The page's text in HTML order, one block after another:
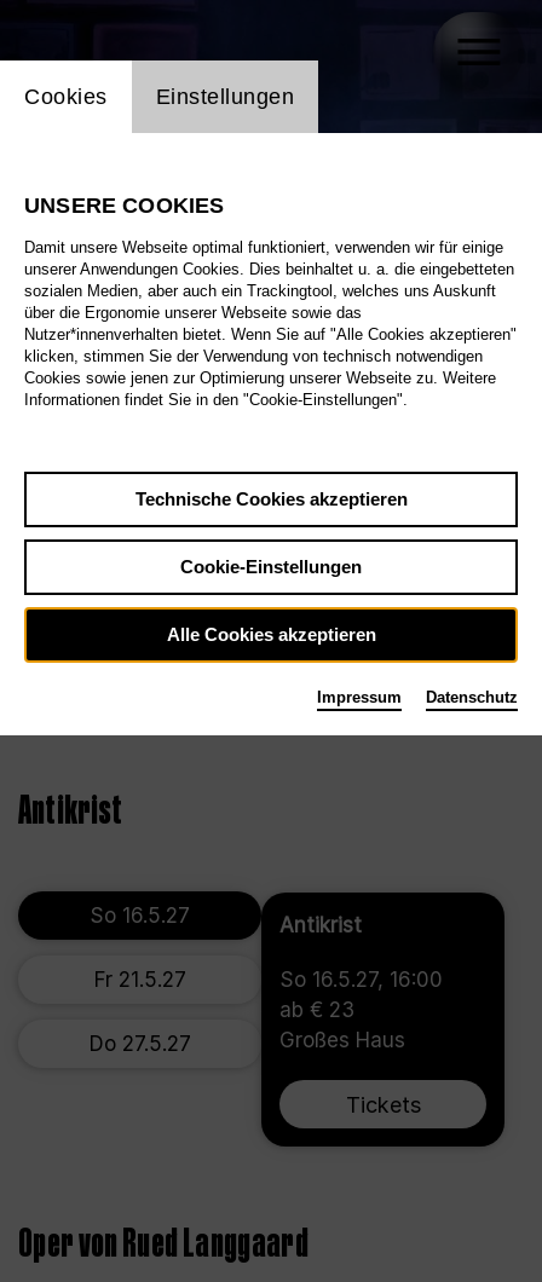
©2022, Thomas Aurin
Antikrist
So 16.5.27
Fr 21.5.27
Do 27.5.27
Antikrist
So 16.5.27, 16:00
ab € 23
Großes Haus
Tickets
Oper von Rued Langgaard
Einstellung Website Cookie
Cookies Einstellungen
UNSERE COOKIES
Damit unsere Webseite optimal funktioniert, verwenden wir für einige
unserer Anwendungen Cookies. Dies beinhaltet u. a. die eingebetteten
sozialen Medien, aber auch ein Trackingtool, welches uns Auskunft
über die Ergonomie unserer Webseite sowie das
Nutzer*innenverhalten bietet. Wenn Sie auf "Alle Cookies akzeptieren"
klicken, stimmen Sie der Verwendung von technisch notwendigen
Cookies sowie jenen zur Optimierung unserer Webseite zu. Weitere
Informationen findet Sie in den "Cookie-Einstellungen".
Technische Cookies akzeptieren
Cookie-Einstellungen
Alle Cookies akzeptieren
Impressum Datenschutz